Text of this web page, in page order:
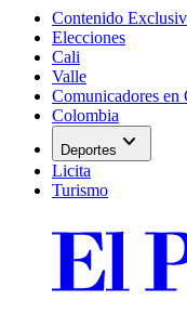
Contenido
Elecciones
Cali
Valle
Comunicadores en
Colombia
Deportes expand_more
Licita
Turismo